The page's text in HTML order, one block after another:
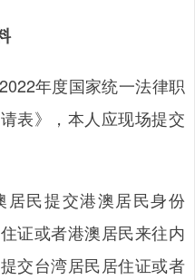
年度国家统一法律职
表》，本人应现场提交
民提交港澳居民身份
证或者港澳居民来往内
交台湾居民居住证或者